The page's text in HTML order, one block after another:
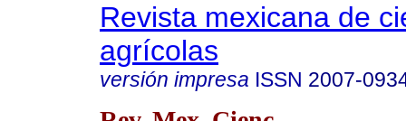
Revista mexicana de
agrícolas
versión impresa ISSN 2007-